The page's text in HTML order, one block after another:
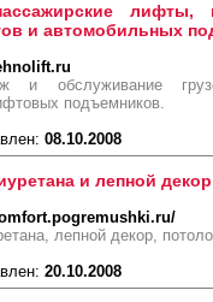
лифты,
и автомобильных
и обслуживание
подъемников.
08.10.2008
и лепной декор
лепной декор,
20.10.2008